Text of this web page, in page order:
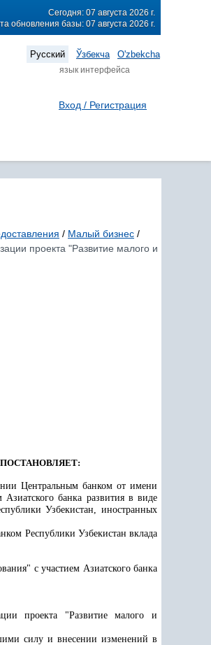
Сегодня: 07 августа 2026 г.
обновления базы: 07 августа 2026 г.
Русский Ўзбекча O'zbekcha
язык интерфейса
Вход / Регистрация
/ Малый бизнес /
проекта "Развитие малого и
ПОСТАНОВЛЯЕТ:
Центральным банком от имени
банка развития в виде
Узбекистан, иностранных
Республики Узбекистан вклада
с участием Азиатского банка
проекта "Развитие малого и
силу и внесении изменений в